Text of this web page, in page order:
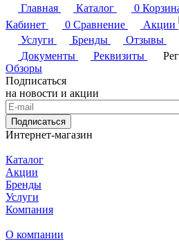
Главная
Каталог 0
Кабинет
0 Сравнение Акции
Услуги
Бренды Отзывы
Документы
Реквизиты
Обзоры
Подписаться
на новости и акции
Подписаться
Интернет-магазин
Каталог
Акции
Бренды
Услуги
Компания
О компании